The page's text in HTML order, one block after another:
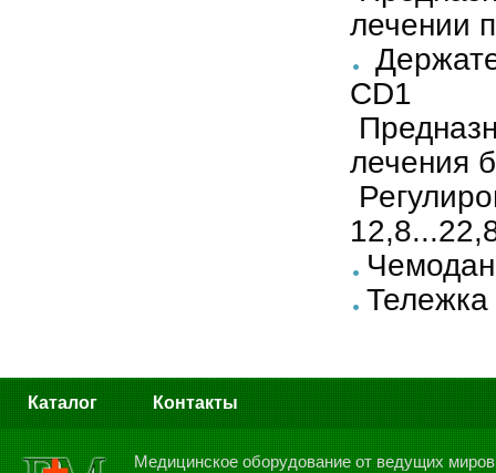
лечении
CD1
лечения
Тележка
Каталог Контакты
Медицинское оборудование от ведущих